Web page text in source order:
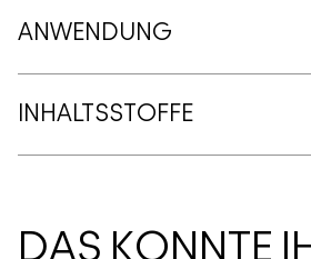
ANWENDUNG
INHALTSSTOFFE
DAS KÖNNTE